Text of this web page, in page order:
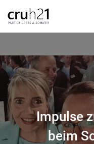
Impulse
beim